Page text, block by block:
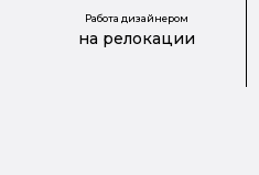
Работа дизайнером
на релокации